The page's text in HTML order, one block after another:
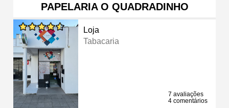
PAPELARIA O QUADRADINHO
Loja
Tabacaria
7 avaliações
4 comentários